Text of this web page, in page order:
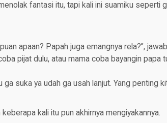
fantasi itu, tapi kali ini suamiku seperti
apaan? Papah juga emangnya rela?”,
pijat dulu, atau mama coba bayangin papa
ga suka ya udah ga usah lanjut. Yang penting
kali itu pun akhirnya mengiyakannya.